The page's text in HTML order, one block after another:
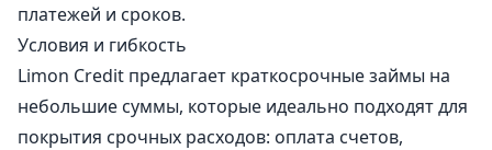
платежей и сроков.
Условия и гибкость
Limon Credit предлагает краткосрочные займы на
небольшие суммы, которые идеально подходят для
покрытия срочных расходов: оплата счетов,